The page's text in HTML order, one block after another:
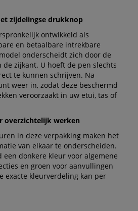
zijdelingse drukknop
ontwikkeld als
en betaalbare intrekbare
onderscheidt zich door de
de zijkant. U hoeft de pen slechts
te kunnen schrijven. Na
weer in, zodat deze beschermd
veroorzaakt in uw etui, tas of
overzichtelijk werken
in deze verpakking maken het
van elkaar te onderscheiden.
een donkere kleur voor algemene
en groen voor aanvullingen
exacte kleurverdeling kan per